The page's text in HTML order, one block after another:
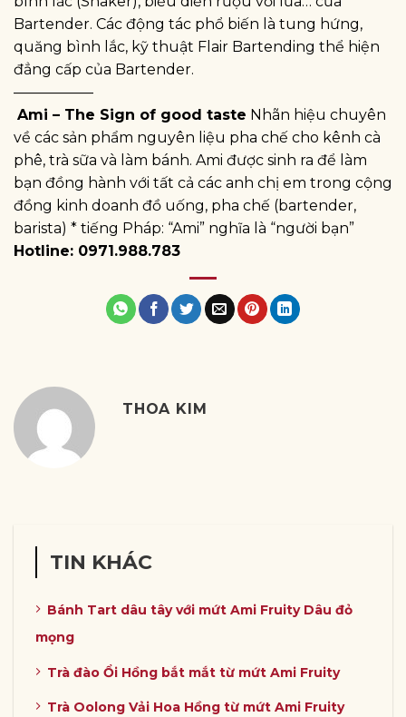
Bartender. Các động tác phổ biến là tung hứng,
quăng bình lắc, kỹ thuật Flair Bartending thể hiện
đẳng cấp của Bartender.
—————–
Ami – The Sign of good taste Nhãn hiệu chuyên
về các sản phẩm nguyên liệu pha chế cho kênh cà
phê, trà sữa và làm bánh. Ami được sinh ra để làm
bạn đồng hành với tất cả các anh chị em trong cộng
đồng kinh doanh đồ uống, pha chế (bartender,
barista) * tiếng Pháp: “Ami” nghĩa là “người bạn”
Hotline: 0971.988.783
THOA KIM
TIN KHÁC
Bánh Tart dâu tây với mứt Ami Fruity Dâu đỏ
mọng
Trà đào Ổi Hồng bắt mắt từ mứt Ami Fruity
Trà Oolong Vải Hoa Hồng từ mứt Ami Fruity